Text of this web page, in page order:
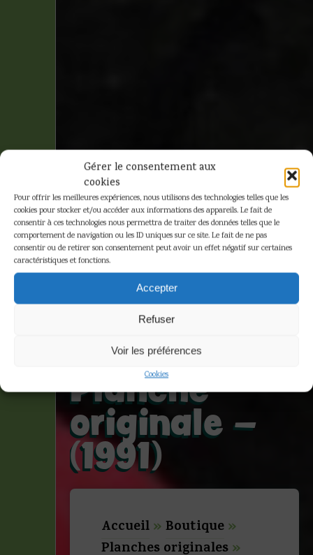
Gérer le consentement aux
cookies
Pour offrir les meilleures expériences, nous utilisons des technologies telles que les
cookies pour stocker et/ou accéder aux informations des appareils. Le fait de
consentir à ces technologies nous permettra de traiter des données telles que le
comportement de navigation ou les ID uniques sur ce site. Le fait de ne pas
consentir ou de retirer son consentement peut avoir un effet négatif sur certaines
caractéristiques et fonctions.
Accepter
Refuser
Voir les préférences
Cookies
Loustal –
Les frères
Adamov –
Planche
originale –
(1991)
Accueil»Boutique»
Planches originales»